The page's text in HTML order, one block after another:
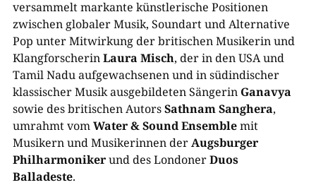
versammelt markante künstlerische Positionen
zwischen globaler Musik, Soundart und Alternative
Pop unter Mitwirkung der britischen Musikerin und
KlangforscherinLaura Misch, der in den USA und
Tamil Nadu aufgewachsenen und in südindischer
klassischer Musik ausgebildeten Sängerin Ganavya
sowie des britischen AutorsSathnam Sanghera,
umrahmt vomWater & Sound Ensemblemit
Musikern und Musikerinnen derAugsburger
Philharmonikerund des LondonerDuos
Balladeste.